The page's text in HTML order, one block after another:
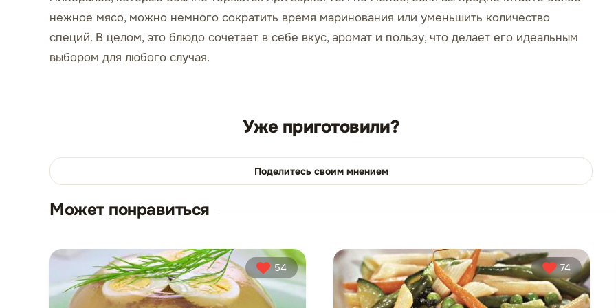
нежное мясо, можно немного сократить время маринования или уменьшить количество
специй. В целом, это блюдо сочетает в себе вкус, аромат и пользу, что делает его идеальным
выбором для любого случая.
Уже приготовили?
Поделитесь своим мнением
Может понравиться
54 74